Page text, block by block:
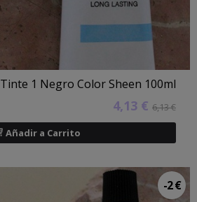
Tinte 1 Negro Color Sheen 100ml
4,13 € 6,13 €
Añadir a Carrito
-2 €